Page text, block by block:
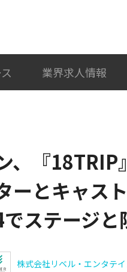
業界求人情報
、『18TRIP
ーとキャス
ステージと
株式会社リベル・エンタテ